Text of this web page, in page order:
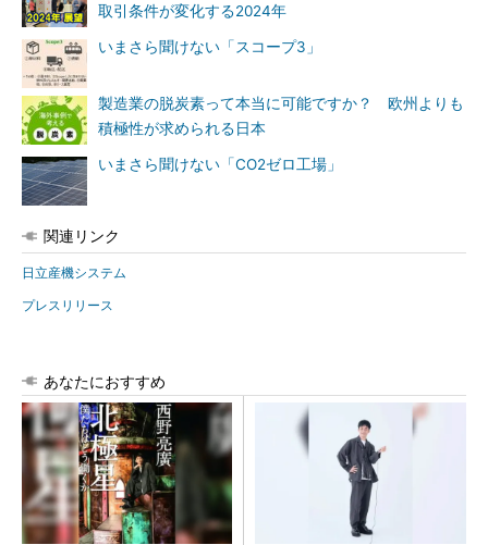
取引条件が変化する2024年
いまさら聞けない「スコープ3」
製造業の脱炭素って本当に可能ですか？ 欧州よりも
積極性が求められる日本
いまさら聞けない「CO2ゼロ工場」
関連リンク
日立産機システム
プレスリリース
あなたにおすすめ